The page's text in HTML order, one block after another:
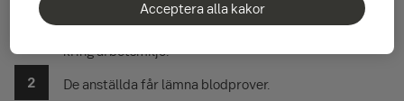
Förebyggande samtal per telefon med er på företaget
kring arbetsmiljö.
De anställda får lämna blodprover.
Acceptera alla kakor